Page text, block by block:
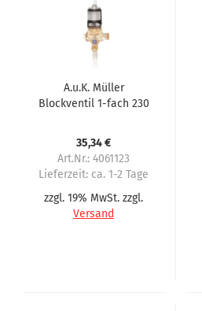
A.u.K. Müller
Blockventil 1-fach 230
Spazio
35,34 €
Art.Nr.: 4061123
Lieferzeit: ca. 1-2 Tage
zzgl. 19% MwSt. zzgl.
Versand